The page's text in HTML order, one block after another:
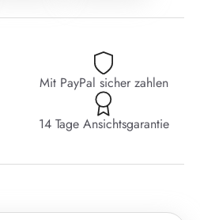
Mit PayPal sicher zahlen
14 Tage Ansichtsgarantie